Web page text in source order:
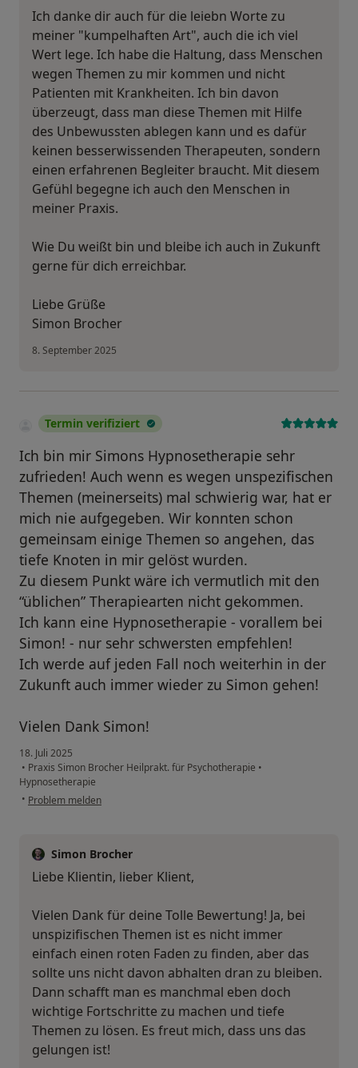
Ich danke dir auch für die leiebn Worte zu
meiner "kumpelhaften Art", auch die ich viel
Wert lege. Ich habe die Haltung, dass Menschen
wegen Themen zu mir kommen und nicht
Patienten mit Krankheiten. Ich bin davon
überzeugt, dass man diese Themen mit Hilfe
des Unbewussten ablegen kann und es dafür
keinen besserwissenden Therapeuten, sondern
einen erfahrenen Begleiter braucht. Mit diesem
Gefühl begegne ich auch den Menschen in
meiner Praxis.
Wie Du weißt bin und bleibe ich auch in Zukunft
gerne für dich erreichbar.
Liebe Grüße
Simon Brocher
8. September 2025
Termin verifiziert
Ich bin mir Simons Hypnosetherapie sehr
zufrieden! Auch wenn es wegen unspezifischen
Themen (meinerseits) mal schwierig war, hat er
mich nie aufgegeben. Wir konnten schon
gemeinsam einige Themen so angehen, das
tiefe Knoten in mir gelöst wurden.
Zu diesem Punkt wäre ich vermutlich mit den
“üblichen” Therapiearten nicht gekommen.
Ich kann eine Hypnosetherapie - vorallem bei
Simon! - nur sehr schwersten empfehlen!
Ich werde auf jeden Fall noch weiterhin in der
Zukunft auch immer wieder zu Simon gehen!
Vielen Dank Simon!
18. Juli 2025
• Praxis Simon Brocher Heilprakt. für Psychotherapie •
Hypnosetherapie
• Problem melden
Simon Brocher
Liebe Klientin, lieber Klient,
Vielen Dank für deine Tolle Bewertung! Ja, bei
unspizifischen Themen ist es nicht immer
einfach einen roten Faden zu finden, aber das
sollte uns nicht davon abhalten dran zu bleiben.
Dann schafft man es manchmal eben doch
wichtige Fortschritte zu machen und tiefe
Themen zu lösen. Es freut mich, dass uns das
gelungen ist!